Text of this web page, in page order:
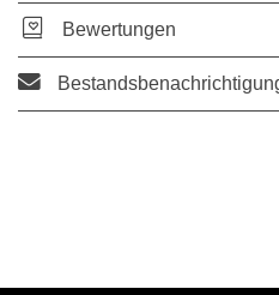
Bewertungen